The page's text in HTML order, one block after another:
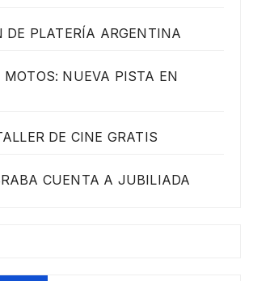
DE PLATERÍA ARGENTINA
MOTOS: NUEVA PISTA EN
DE CINE GRATIS
CUENTA A JUBILIADA